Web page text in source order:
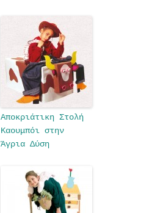
Αποκριάτικη Στολή
Καουμπόι στην
Άγρια Δύση